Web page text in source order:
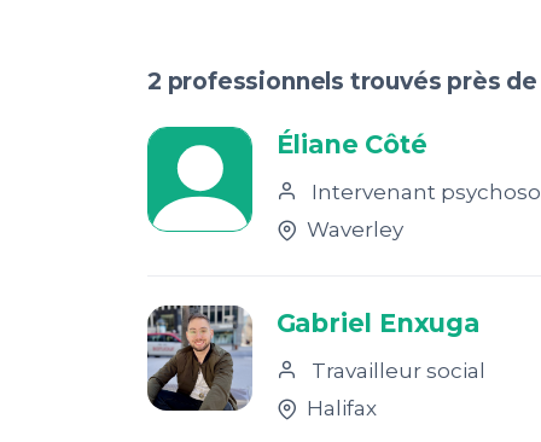
2 professionnels trouvés près
Éliane Côté
Intervenant
Waverley
Gabriel Enxuga
Travailleur social
Halifax